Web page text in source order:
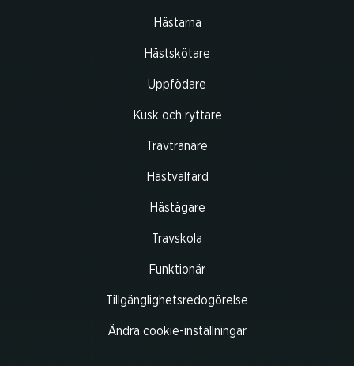
Hästarna
Hästskötare
Uppfödare
Kusk och ryttare
Travtränare
Hästvälfärd
Hästägare
Travskola
Funktionär
Tillgänglighetsredogörelse
Ändra cookie-inställningar